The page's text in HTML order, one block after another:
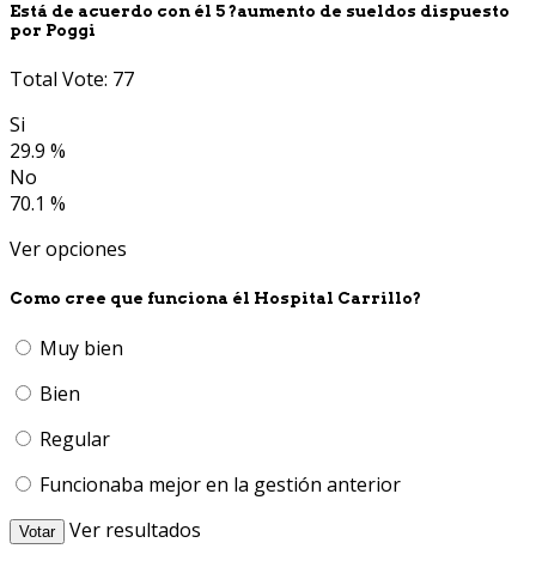
Está de acuerdo con él 5 ?aumento de sueldos dispuesto
por Poggi
Total Vote: 77
Si
29.9 %
No
70.1 %
Ver opciones
Como cree que funciona él Hospital Carrillo?
Muy bien
Bien
Regular
Funcionaba mejor en la gestión anterior
Votar
Ver resultados